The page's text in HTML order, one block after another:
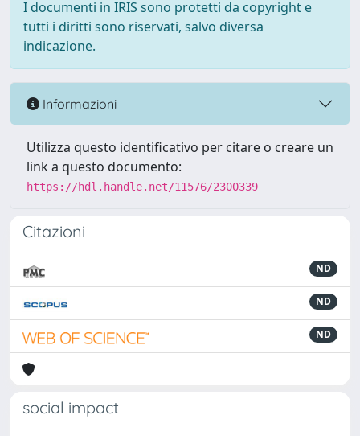
I documenti in IRIS sono protetti da copyright e
tutti i diritti sono riservati, salvo diversa
indicazione.
Informazioni
Utilizza questo identificativo per citare o creare un
link a questo documento:
https://hdl.handle.net/11576/2300339
Citazioni
ND
ND
ND
social impact